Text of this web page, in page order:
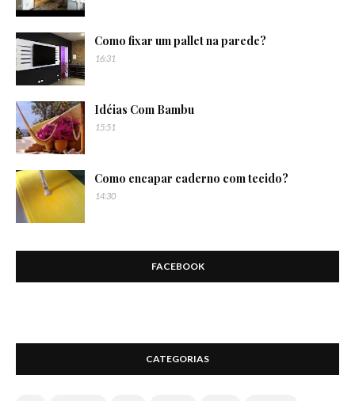
Como fixar um pallet na parede?
16:31
Idéias Com Bambu
15:51
Como encapar caderno com tecido?
14:30
FACEBOOK
CATEGORIAS